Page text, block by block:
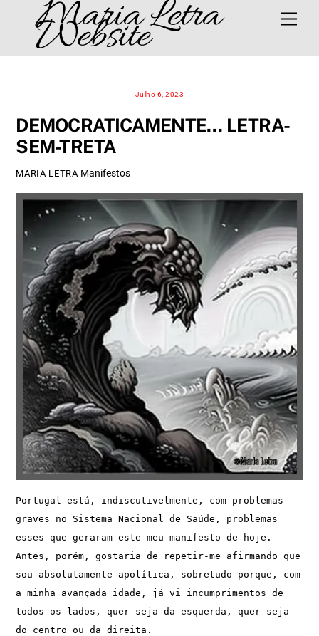
content
Maria Letra
Website
Julho 6, 2023
DEMOCRATICAMENTE… LETRA-
SEM-TRETA
MARIA LETRA Manifestos
Portugal está, indiscutivelmente, com problemas
graves no Sistema Nacional de Saúde, problemas
esses que geraram este meu manifesto de hoje.
Antes, porém, gostaria de repetir-me afirmando que
sou absolutamente apolítica, sobretudo porque, com
a minha avançada idade, já vi incumprimentos de
todos os lados, quer seja da esquerda, quer seja
do centro ou da direita.